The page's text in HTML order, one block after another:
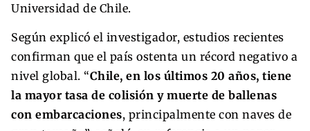
Universidad de Chile.
Según explicó el investigador, estudios recientes
confirman que el país ostenta un récord negativo a
nivel global. “Chile, en los últimos 20 años, tiene
la mayor tasa de colisión y muerte de ballenas
con embarcaciones, principalmente con naves de